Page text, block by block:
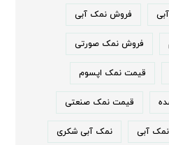
فروش نمک آبی
فروش نمک صورتی
قیمت نمک اپسوم
قیمت نمک صنعتی
نمک آبی نمک آبی شکری